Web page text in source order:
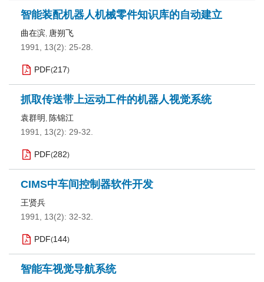
智能装配机器人机械零件知识库的自动建立
曲在滨, 唐朔飞
1991, 13(2): 25-28.
PDF(217)
抓取传送带上运动工件的机器人视觉系统
袁群明 , 陈锦江
1991, 13(2): 29-32.
PDF(282)
CIMS中车间控制器软件开发
王贤兵
1991, 13(2): 32-32.
PDF(144)
智能车视觉导航系统